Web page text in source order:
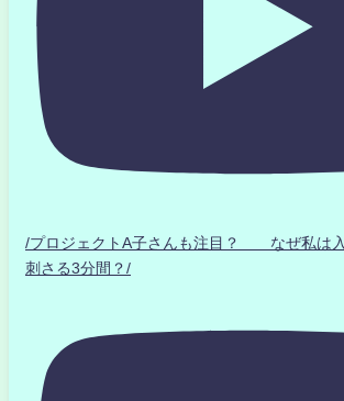
/プロジェクトA子さんも注目？ なぜ私は
刺さる3分間？/